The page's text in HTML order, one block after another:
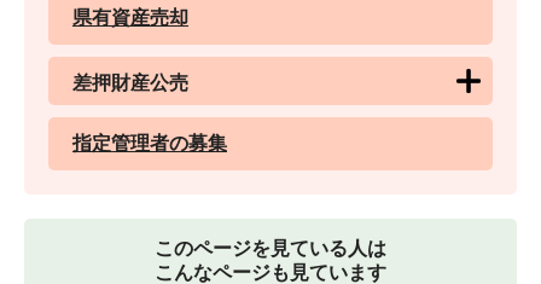
県有資産売却
差押財産公売
指定管理者の募集
このページを見ている人は
こんなページも見ています